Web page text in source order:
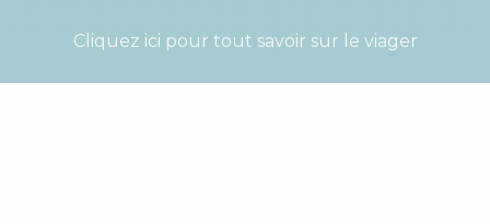
Cliquez ici pour tout savoir sur le viager